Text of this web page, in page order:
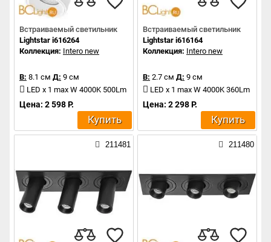
Встраиваемый светильник
Lightstar i616264
Коллекция: Intero new
В: 8.1 см Д: 9 см
LED x 1 max W 4000K 500Lm
Цена: 2 598 Р.
Купить
Встраиваемый светильник
Lightstar i616164
Коллекция: Intero new
В: 2.7 см Д: 9 см
LED x 1 max W 4000K 360Lm
Цена: 2 298 Р.
Купить
211481 211480